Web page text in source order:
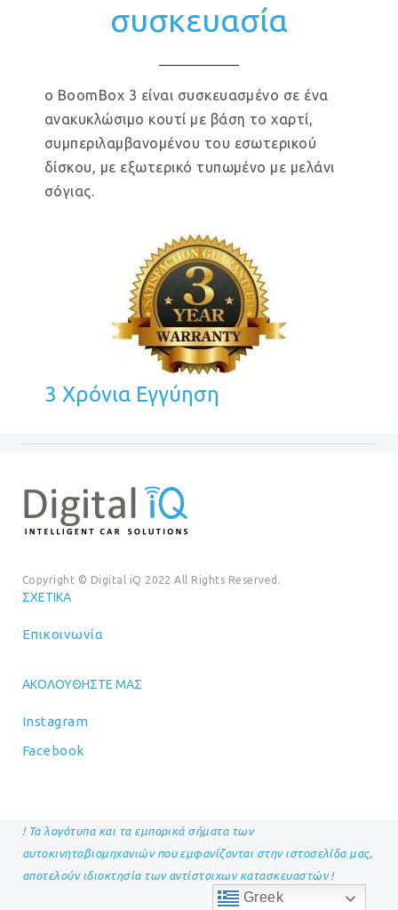
συσκευασία
ο BoomBox 3 είναι συσκευασμένο σε ένα
ανακυκλώσιμο κουτί με βάση το χαρτί,
συμπεριλαμβανομένου του εσωτερικού
δίσκου, με εξωτερικό τυπωμένο με μελάνι
σόγιας.
3 Χρόνια Εγγύηση
Copyright © Digital iQ 2022 All Rights Reserved.
ΣΧΕΤΙΚΆ
Επικοινωνία
ΑΚΟΛΟΥΘΉΣΤΕ ΜΑΣ
Instagram
Facebook
! Τα λογότυπα και τα εμπορικά σήματα των
αυτοκινητοβιομηχανιών που εμφανίζονται στην ιστοσελίδα μας,
αποτελούν ιδιοκτησία των αντίστοιχων κατασκευαστών !
Greek